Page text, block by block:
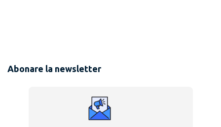
Abonare la newsletter